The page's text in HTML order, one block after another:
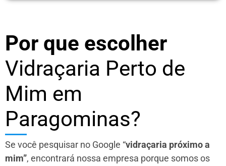
Por que escolher
Vidraçaria Perto de
Mim em
Paragominas?
Se você pesquisar no Google “vidraçaria próximo a
mim”, encontrará nossa empresa porque somos os